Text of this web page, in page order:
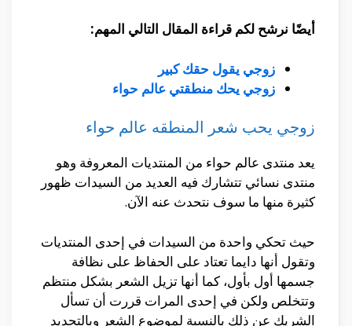
أيضًا نرشح لكم قراءة المقال التالي المهم:
زوجي يقول حقك كبير
زوجي يحك منطقتي عالم حواء
زوجي يحب شعر المنطقه عالم حواء
يعد منتدى عالم حواء من المنتديات المعروفة وهو
منتدى نسائي تتشارك فيه العديد من السيدات ظهور
كثيرة منها ما سوف نتحدث عنه الآن.
حيث تحكي واحدة من السيدات في إحدى المنتديات
وتقول أنها دايما تعتاد على الحفاظ على نظافة
جسمها أول بأول، كما أنها تزيل الشعر بشكل منتظم
وتتخلص ولكن في إحدى المرات قررت أن تسأل
الشريك عن ذلك بالنسبة لموضوع الشعر وبالتحديد